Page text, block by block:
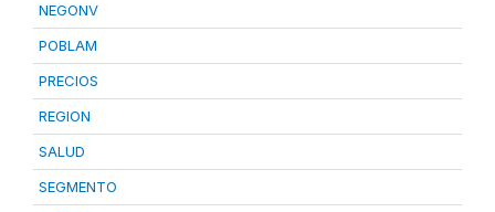
NEGONV
POBLAM
PRECIOS
REGION
SALUD
SEGMENTO